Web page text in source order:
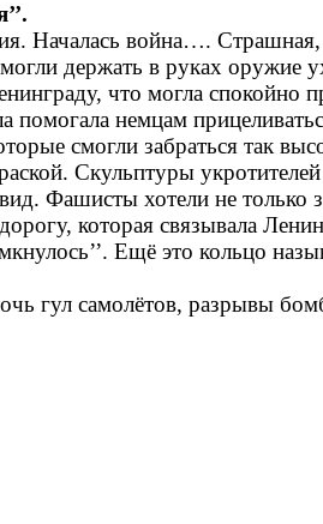
Началась война….
держать в руках оружие
что могла спокойно
помогала немцам
смогли забраться так
Скульптуры
Фашисты хотели не
которая связывала
Ещё это кольцо
гул самолётов, разрывы